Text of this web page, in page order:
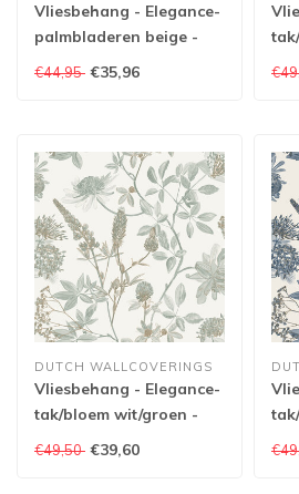
Vliesbehang - Elegance-
palmbladeren beige -
M533-02
€44,95 €35,96
DUTCH WALLCOVERINGS
Vliesbehang - Elegance-
tak/bloem wit/groen -
M458-04
€49,50 €39,60